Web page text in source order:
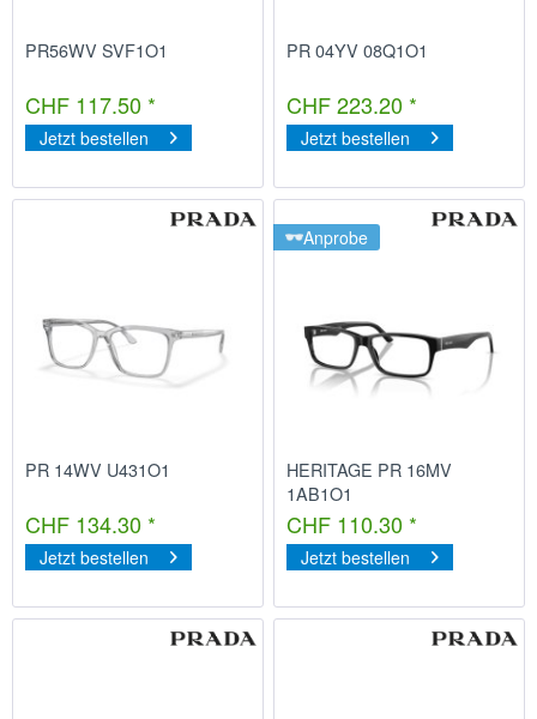
PR56WV SVF1O1
CHF 117.50 *
Jetzt bestellen
PR 04YV 08Q1O1
CHF 223.20 *
Jetzt bestellen
PR 14WV U431O1
CHF 134.30 *
Jetzt bestellen
Anprobe
HERITAGE PR 16MV
1AB1O1
CHF 110.30 *
Jetzt bestellen